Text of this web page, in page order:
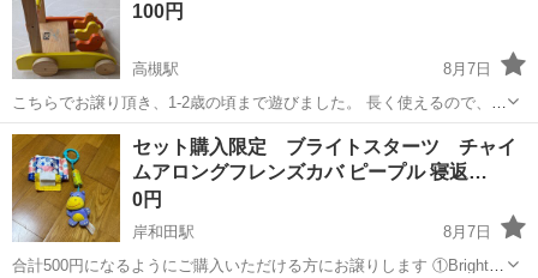
100円
高槻駅
8月7日
こちらでお譲り頂き、1-2歳の頃まで遊びました。 長く使えるので、歩
き始めのお子様にオススメです。 高槻市内の指定のコンビニ駐車場に
てお受け渡し出来る方に。
大阪 高槻市 高槻駅 ベビー用品 手押し車
セット購入限定 ブライトスターツ チャイ
ムアロングフレンズカバ ピープル 寝返…
0円
岸和田駅
8月7日
合計500円になるようにご購入いただける方にお譲りします ①Bright